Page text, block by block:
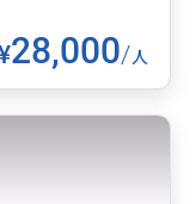
28,000/人